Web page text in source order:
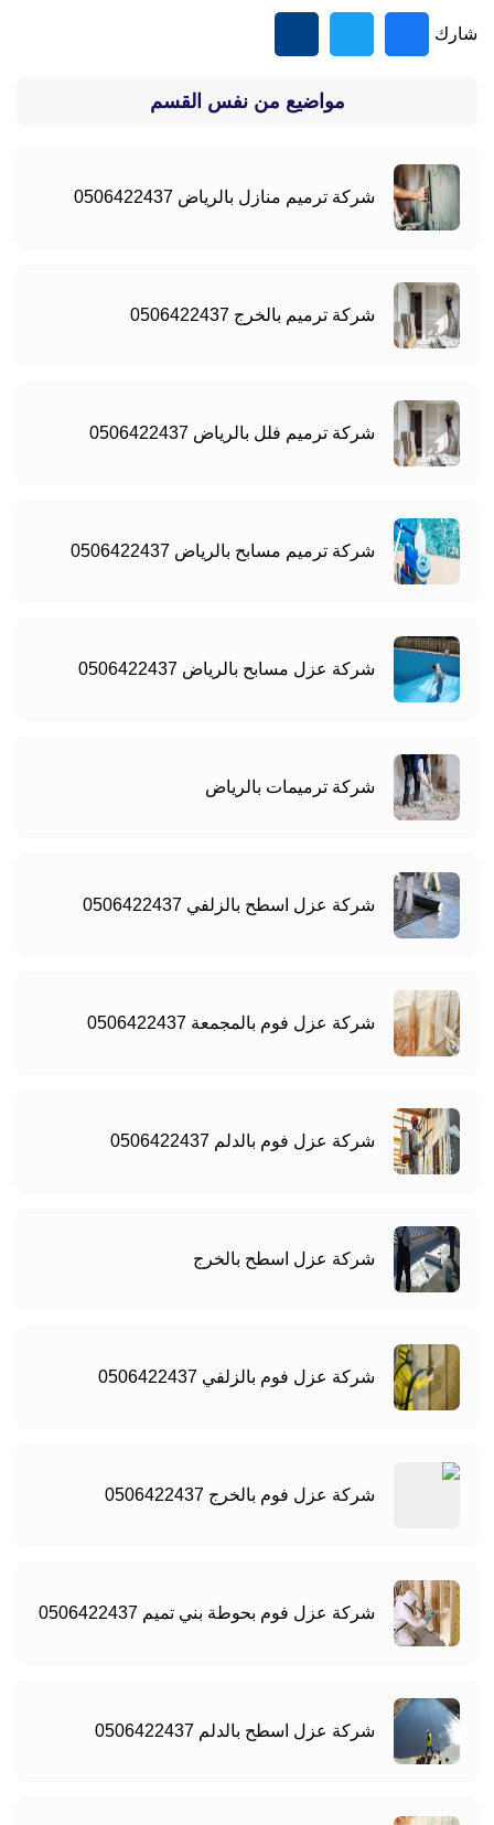
شارك
مواضيع من نفس القسم
شركة ترميم منازل بالرياض 0506422437
شركة ترميم بالخرج 0506422437
شركة ترميم فلل بالرياض 0506422437
شركة ترميم مسابح بالرياض 0506422437
شركة عزل مسابح بالرياض 0506422437
شركة ترميمات بالرياض
شركة عزل اسطح بالزلفي 0506422437
شركة عزل فوم بالمجمعة 0506422437
شركة عزل فوم بالدلم 0506422437
شركة عزل اسطح بالخرج
شركة عزل فوم بالزلفي 0506422437
شركة عزل فوم بالخرج 0506422437
شركة عزل فوم بحوطة بني تميم 0506422437
شركة عزل اسطح بالدلم 0506422437